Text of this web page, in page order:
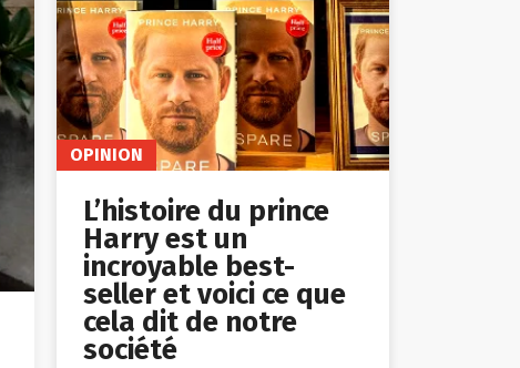
OPINION
L’histoire du prince
Harry est un
incroyable best-
seller et voici ce que
cela dit de notre
société